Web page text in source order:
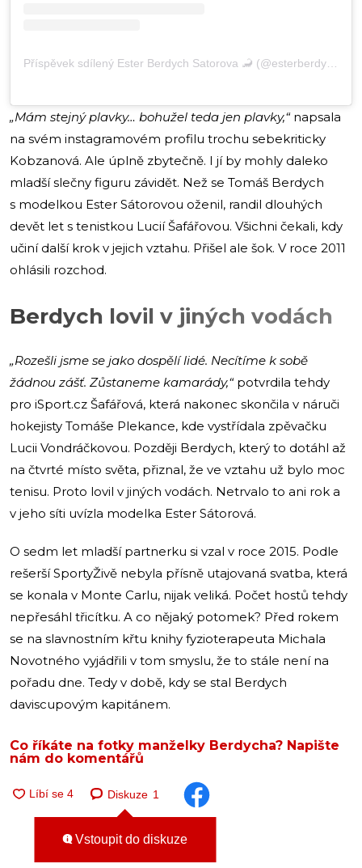
„Mám stejný plavky… bohužel teda jen plavky,“napsala
na svém instagramovém profilu trochu sebekriticky
Kobzanová. Ale úplně zbytečně. I jí by mohly daleko
mladší slečny figuru závidět. Než se Tomáš Berdych
s modelkou Ester Sátorovou oženil, randil dlouhých
devět let s tenistkou Lucií Šafářovou. Všichni čekali, kdy
učiní další krok v jejich vztahu. Přišel ale šok. V roce 2011
ohlásili rozchod.
Berdych lovil v jiných vodách
„Rozešli jsme se jako dospělí lidé. Necítíme k sobě
žádnou zášť. Zůstaneme kamarády,“potvrdila tehdy
pro iSport.cz Šafářová, která nakonec skončila v náruči
hokejisty Tomáše Plekance, kde vystřídala zpěvačku
Lucii Vondráčkovou. Později Berdych, který to dotáhl až
na čtvrté místo světa, přiznal, že ve vztahu už bylo moc
tenisu. Proto lovil v jiných vodách. Netrvalo to ani rok a
v jeho síti uvízla modelka Ester Sátorová.
O sedm let mladší partnerku si vzal v roce 2015. Podle
rešerší SportyŽivě nebyla přísně utajovaná svatba, která
se konala v Monte Carlu, nijak veliká. Počet hostů tehdy
nepřesáhl třicítku. A co nějaký potomek? Před rokem
se na slavnostním křtu knihy fyzioterapeuta Michala
Novotného vyjádřili v tom smyslu, že to stále není na
pořadu dne. Tedy v době, kdy se stal Berdych
daviscupovým kapitánem.
Co říkáte na fotky manželky Berdycha? Napište
nám do komentářů
Diskuze 1
Vstoupit do diskuze